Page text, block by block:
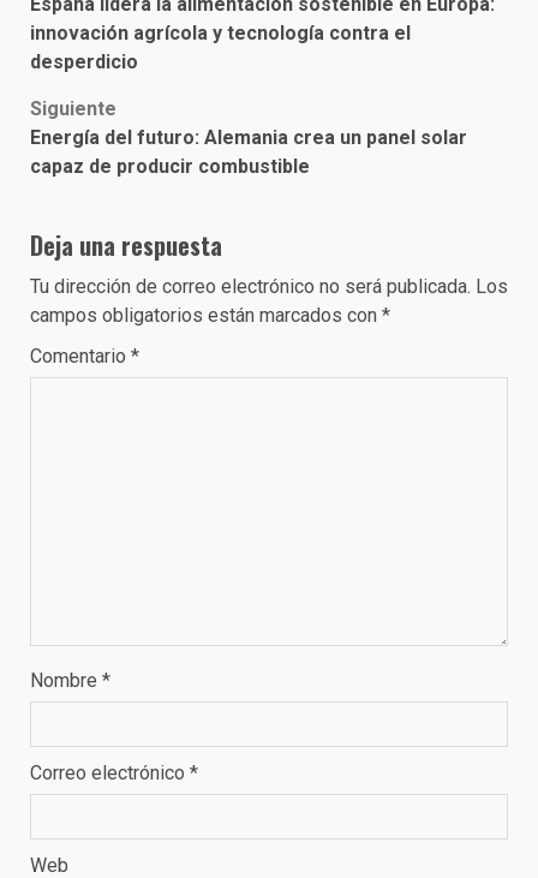
navigation
innovación agrícola y tecnología contra el
desperdicio
Siguiente
Energía del futuro: Alemania crea un panel solar
capaz de producir combustible
Deja una respuesta
Tu dirección de correo electrónico no será publicada. Los
campos obligatorios están marcados con *
Comentario *
Nombre *
Correo electrónico *
Web